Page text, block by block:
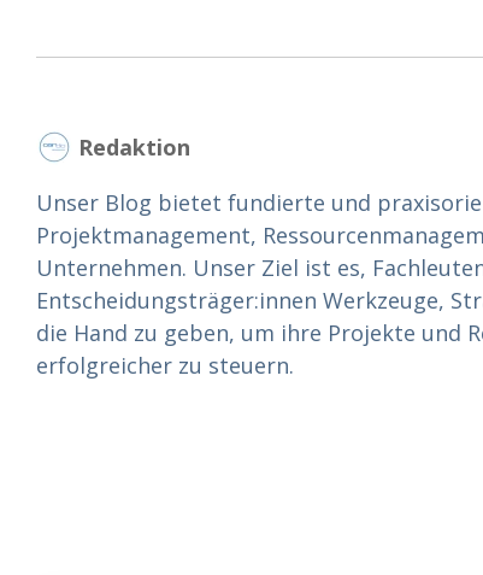
Redaktion
Unser Blog bietet fundierte und
Projektmanagement,
Unternehmen. Unser Ziel ist es,
Entscheidungsträger:innen Werkzeuge,
die Hand zu geben, um ihre Projekte und
erfolgreicher zu steuern.